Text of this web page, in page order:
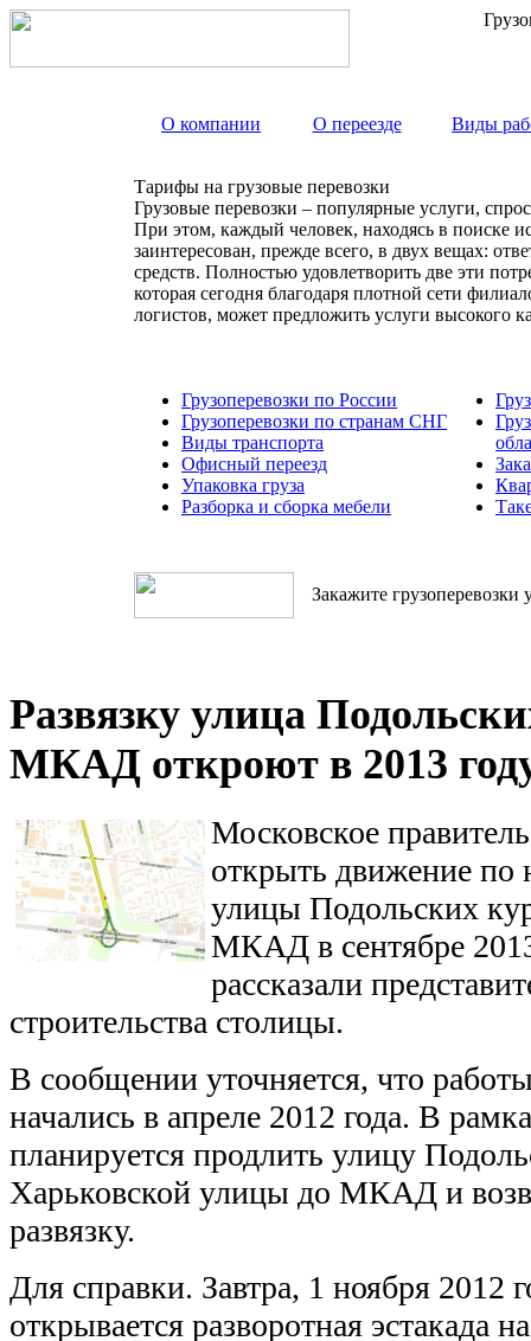
О компании О переезде Виды
Тарифы на грузовые перевозки
Грузовые перевозки – популярные услуги,
При этом, каждый человек, находясь в поиске
заинтересован, прежде всего, в двух вещах:
средств. Полностью удовлетворить две эти
которая сегодня благодаря плотной сети
логистов, может предложить услуги высокого
Грузоперевозки по России
Грузоперевозки по странам СНГ
Виды транспорта
Офисный переезд
Упаковка груза
Разборка и сборка мебели
Закажите грузоперевозки
Развязку улица
МКАД откроют в 2013
Московское
открыть движение по
улицы Подольских
МКАД в сентябре
рассказали
строительства столицы.
В сообщении уточняется, что
начались в апреле 2012 года. В
планируется продлить улицу
Харьковской улицы до МКАД и
развязку.
Для справки. Завтра, 1 ноября 2012
открывается разворотная эстакада